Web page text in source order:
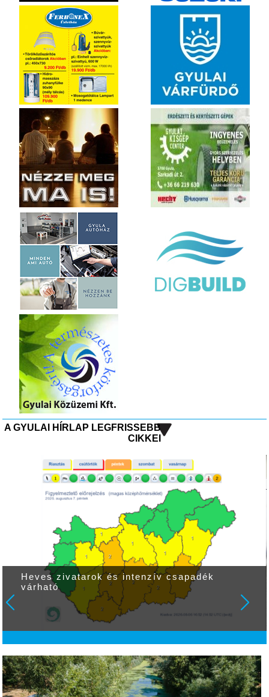
A GYULAI HÍRLAP LEGFRISSEBB
CIKKEI
Heves zivatarok és intenzív csapadék
várható